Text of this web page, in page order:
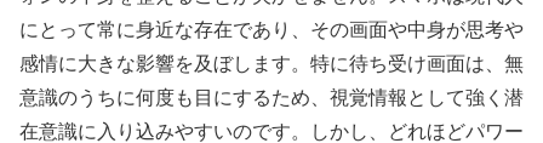
にとって常に身近な存在であり、その画面や中身が思考や
感情に大きな影響を及ぼします。特に待ち受け画面は、無
意識のうちに何度も目にするため、視覚情報として強く潜
在意識に入り込みやすいのです。しかし、どれほどパワー